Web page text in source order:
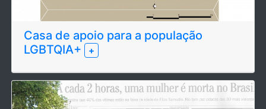
Casa de apoio para a população
LGBTQIA+
+